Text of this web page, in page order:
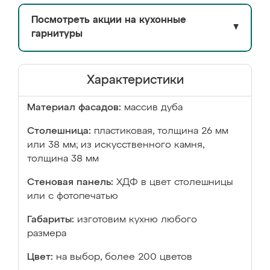
Посмотреть акции на кухонные
гарнитуры
▼
Характеристики
Материал фасадов: массив дуба
Столешница: пластиковая, толщина 26 мм
или 38 мм; из искусственного камня,
толщина 38 мм
Стеновая панель: ХДФ в цвет столешницы
или с фотопечатью
Габариты: изготовим кухню любого
размера
Цвет: на выбор, более 200 цветов